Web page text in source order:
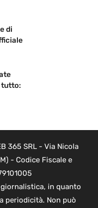
di
tutto:
365 SRL - Via Nicola
- Codice Fiscale e
in quanto
periodicità. Non può